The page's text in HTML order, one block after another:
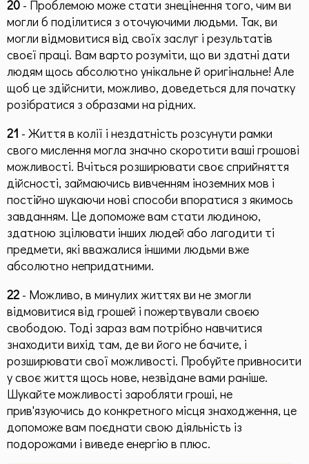
20 - Проблемою може стати знецінення того, чим ви
могли б поділитися з оточуючими людьми. Так, ви
могли відмовитися від своїх заслуг і результатів
своєї праці. Вам варто розуміти, що ви здатні дати
людям щось абсолютно унікальне й оригінальне! Але
щоб це здійснити, можливо, доведеться для початку
розібратися з образами на рідних.
21 - Життя в колії і нездатність розсунути рамки
свого мислення могла значно скоротити ваші грошові
можливості. Вчіться розширювати своє сприйняття
дійсності, займаючись вивченням іноземних мов і
постійно шукаючи нові способи впоратися з якимось
завданням. Це допоможе вам стати людиною,
здатною зцілювати інших людей або лагодити ті
предмети, які вважалися іншими людьми вже
абсолютно непридатними.
22 - Можливо, в минулих життях ви не змогли
відмовитися від грошей і пожертвували своєю
свободою. Тоді зараз вам потрібно навчитися
знаходити вихід там, де ви його не бачите, і
розширювати свої можливості. Пробуйте привносити
у своє життя щось нове, незвідане вами раніше.
Шукайте можливості заробляти гроші, не
прив'язуючись до конкретного місця знаходження, це
допоможе вам поєднати свою діяльність із
подорожами і виведе енергію в плюс.